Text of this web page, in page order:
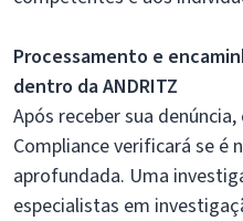
Processamento e
dentro da ANDRITZ
Após receber sua
Compliance verificará se é
aprofundada. Uma
especialistas em